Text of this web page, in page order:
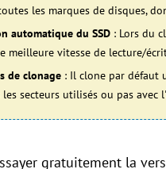
les marques de disques,
automatique du SSD : Lors du
meilleure vitesse de lecture/
de clonage : Il clone par défaut
secteurs utilisés ou pas avec
gratuitement la